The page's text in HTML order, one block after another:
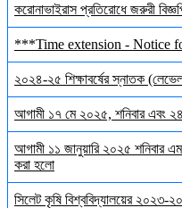
করোনাভাইরাস প্রতিরোধে জরুরী
***Time extension - Notice
২০২৪-২৫ শিক্ষাবর্ষের স্নাতক
আগামী ১৭ মে ২০২৫, শনিবার এবং ২৪
আগামী ১১ জানুয়ারি ২০২৫ শনিবার
করা হলো
সিলেট কৃষি বিশ্ববিদ্যালয়ের ২০২৩-